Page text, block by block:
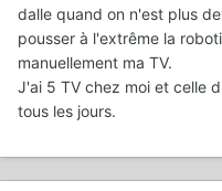
dalle quand on n'est plus
pousser à l'extrême la
manuellement ma TV.
J'ai 5 TV chez moi et celle
tous les jours.